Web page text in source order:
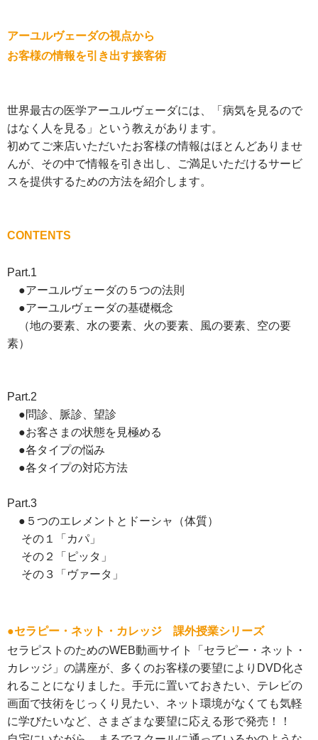
アーユルヴェーダの視点から
お客様の情報を引き出す接客術
世界最古の医学アーユルヴェーダには、「病気を見るので
はなく人を見る」という教えがあります。
初めてご来店いただいたお客様の情報はほとんどありませ
んが、その中で情報を引き出し、ご満足いただけるサービ
スを提供するための方法を紹介します。
CONTENTS
Part.1
●アーユルヴェーダの５つの法則
●アーユルヴェーダの基礎概念
（地の要素、水の要素、火の要素、風の要素、空の要
素）
Part.2
●問診、脈診、望診
●お客さまの状態を見極める
●各タイプの悩み
●各タイプの対応方法
Part.3
●５つのエレメントとドーシャ（体質）
その１「カパ」
その２「ピッタ」
その３「ヴァータ」
●セラピー・ネット・カレッジ 課外授業シリーズ
セラピストのためのWEB動画サイト「セラピー・ネット・
カレッジ」の講座が、多くのお客様の要望によりDVD化さ
れることになりました。手元に置いておきたい、テレビの
画面で技術をじっくり見たい、ネット環境がなくても気軽
に学びたいなど、さまざまな要望に応える形で発売！！